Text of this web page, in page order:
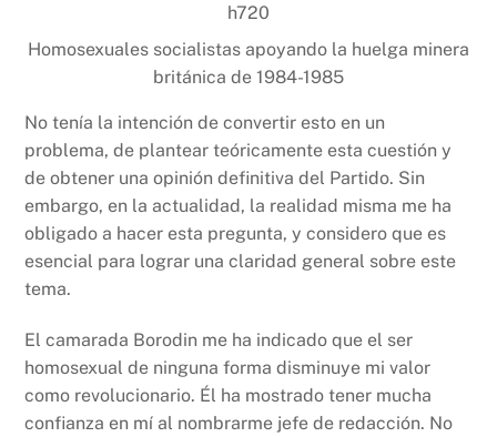
Homosexuales socialistas apoyando la huelga minera
británica de 1984-1985
No tenía la intención de convertir esto en un
problema, de plantear teóricamente esta cuestión y
de obtener una opinión definitiva del Partido. Sin
embargo, en la actualidad, la realidad misma me ha
obligado a hacer esta pregunta, y considero que es
esencial para lograr una claridad general sobre este
tema.
El camarada Borodin me ha indicado que el ser
homosexual de ninguna forma disminuye mi valor
como revolucionario. Él ha mostrado tener mucha
confianza en mí al nombrarme jefe de redacción. No